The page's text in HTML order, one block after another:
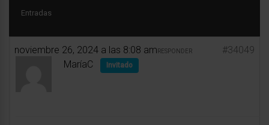
Entradas
noviembre 26, 2024 a las 8:08 am #34049
RESPONDER
MaríaC Invitado